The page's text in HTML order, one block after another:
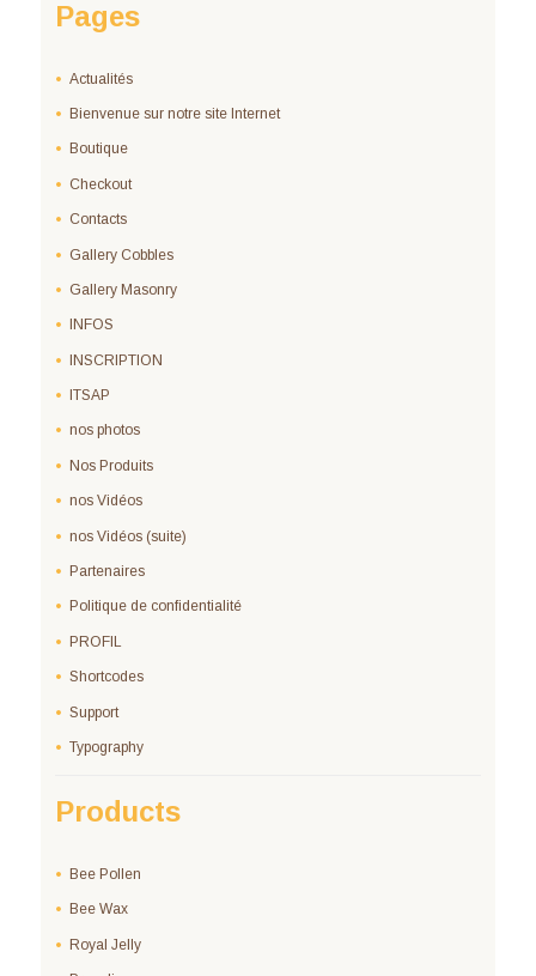
Pages
Actualités
Bienvenue sur notre site Internet
Boutique
Checkout
Contacts
Gallery Cobbles
Gallery Masonry
INFOS
INSCRIPTION
ITSAP
nos photos
Nos Produits
nos Vidéos
nos Vidéos (suite)
Partenaires
Politique de confidentialité
PROFIL
Shortcodes
Support
Typography
Products
Bee Pollen
Bee Wax
Royal Jelly